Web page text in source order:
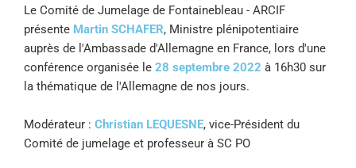
Le Comité de Jumelage de Fontainebleau - ARCIF
présente Martin SCHAFER, Ministre plénipotentiaire
auprès de l'Ambassade d'Allemagne en France, lors d'une
conférence organisée le 28 septembre 2022 à 16h30 sur
la thématique de l'Allemagne de nos jours.
Modérateur : Christian LEQUESNE, vice-Président du
Comité de jumelage et professeur à SC PO